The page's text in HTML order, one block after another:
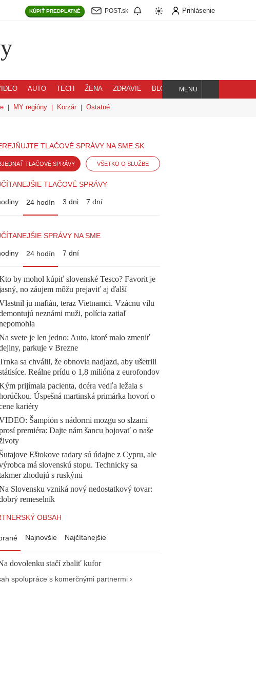
KÚPIŤ PREDPLATNÉ POST.sk Prihlásenie
AUTO TECH ŽENA ZDRAVIE BLOG
Hľadaj
MENU
MY regióny Korzár Ostatné
TLAČOVÉ SPRÁVY NA SME.SK
TLAČOVÉ SPRÁVY VŠETKO O SLUŽBE
TLAČOVÉ SPRÁVY
24 hodín 3 dni 7 dní
SPRÁVY NA SME
24 hodín 7 dní
by mohol kúpiť slovenské Tesco? Favorit je
no záujem môžu prejaviť aj ďalší
ju mafián, teraz Vietnamci. Vzácnu vilu
neznámi muži, polícia zatiaľ
svete je len jedno: Auto, ktoré malo zmeniť
parkuje v Brezne
sa chválil, že obnovia nadjazd, aby ušetrili
Reálne prídu o 1,8 milióna z eurofondov
prijímala pacienta, dcéra vedľa ležala s
Úspešná martinská primárka hovorí o
kariéry
Šampión s nádormi mozgu so slzami
premiéra: Dajte nám šancu bojovať o naše
Šutajove Eštokove radary sú údajne z Cypru, ale
má slovenskú stopu. Technicky sa
zhodujú s ruskými
Slovensku vzniká nový nedostatkový tovar:
remeselník
OBSAH
Najnovšie Najčítanejšie
dovolenku stačí zbaliť kufor
spolupráce s komerčnými partnermi ›